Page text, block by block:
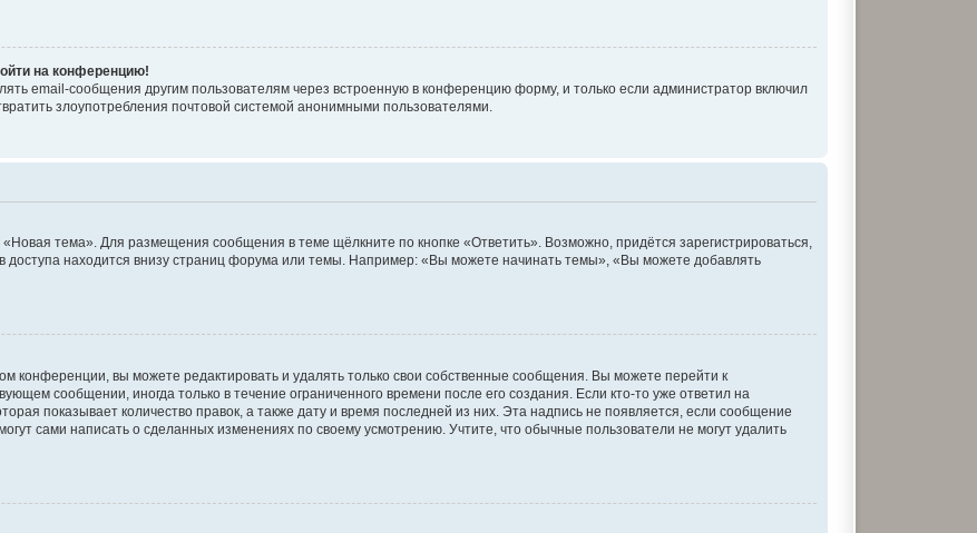
на конференцию!
email-сообщения другим пользователям через встроенную в конференцию форму, и только если администратор включил
злоупотребления почтовой системой анонимными пользователями.
тема». Для размещения сообщения в теме щёлкните по кнопке «Ответить». Возможно, придётся зарегистрироваться,
находится внизу страниц форума или темы. Например: «Вы можете начинать темы», «Вы можете добавлять
конференции, вы можете редактировать и удалять только свои собственные сообщения. Вы можете перейти к
сообщении, иногда только в течение ограниченного времени после его создания. Если кто-то уже ответил на
показывает количество правок, а также дату и время последней из них. Эта надпись не появляется, если сообщение
сами написать о сделанных изменениях по своему усмотрению. Учтите, что обычные пользователи не могут удалить